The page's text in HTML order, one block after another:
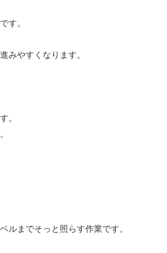
す。
みやすくなります。
。
までそっと照らす作業です。